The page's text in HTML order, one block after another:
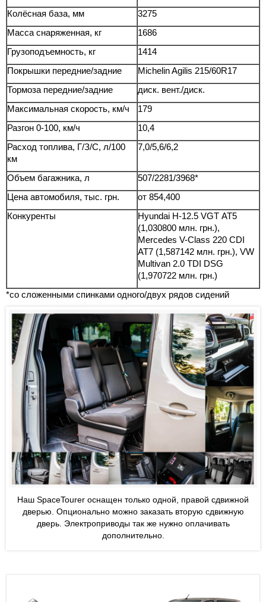
Колёсная база, мм
3275
Масса снаряженная, кг
1686
Грузоподъемность, кг
1414
Покрышки передние/задние
Michelin Agilis 215/60R17
Тормоза передние/задние
диск. вент./диск.
Максимальная скорость, км/ч
179
Разгон 0-100, км/ч
10,4
Расход топлива, Г/З/С, л/100
км
7,0/5,6/6,2
Объем багажника, л
507/2281/3968*
Цена автомобиля, тыс. грн.
от 854,400
Конкуренты
Hyundai H-12.5 VGT АТ5
(1,030800 млн. грн.),
Mercedes V-Class 220 CDI
AT7 (1,587142 млн. грн.), VW
Multivan 2.0 TDI DSG
(1,970722 млн. грн.)
*со сложенными спинками одного/двух рядов сидений
Наш SpaceTourer оснащен только одной, правой сдвижной
дверью. Опционально можно заказать вторую сдвижную
дверь. Электроприводы так же нужно оплачивать
дополнительно.